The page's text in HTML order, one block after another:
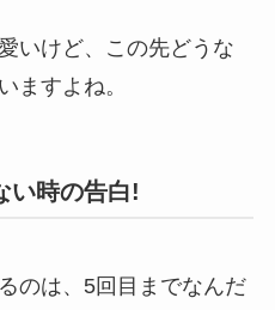
いけど、この先どうな
ますよね。
い時の告白!
のは、5回目までなんだ